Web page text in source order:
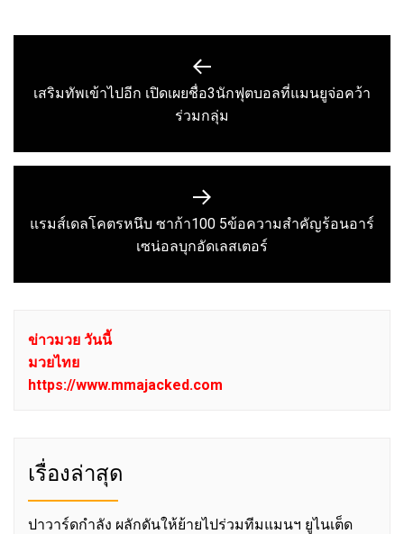
เรื่อง
Previous
post:
เสริมทัพเข้าไปอีก เปิดเผยชื่อ3นักฟุตบอลที่แมนยูจ่อคว้า
ร่วมกลุ่ม
Next
post:
แรมส์เดลโคตรหนึบ ซาก้า100 5ข้อความสำคัญร้อนอาร์
เซน่อลบุกอัดเลสเตอร์
ข่าวมวย วันนี้
มวยไทย
https://www.mmajacked.com
เรื่องล่าสุด
ปาวาร์ดกำลัง ผลักดันให้ย้ายไปร่วมทีมแมนฯ ยูไนเต็ด